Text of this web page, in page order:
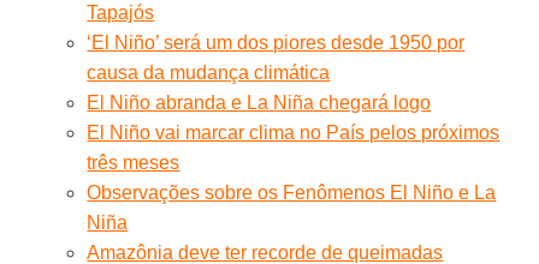
Tapajós
‘El Niño’ será um dos piores desde 1950 por
causa da mudança climática
El Niño abranda e La Niña chegará logo
El Niño vai marcar clima no País pelos próximos
três meses
Observações sobre os Fenômenos El Niño e La
Niña
Amazônia deve ter recorde de queimadas